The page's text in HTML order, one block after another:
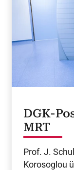
DGK-
MRT
Prof. J.
Korosoglou